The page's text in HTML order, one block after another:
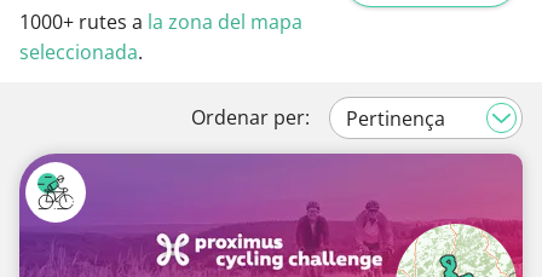
1000+ rutes a la zona del mapa
seleccionada.
Ordenar per: